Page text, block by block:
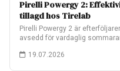
Pirelli Powergy 2:
tillagd hos Tirelab
Pirelli Powergy 2 är
avsedd för vardaglig
19.07.2026